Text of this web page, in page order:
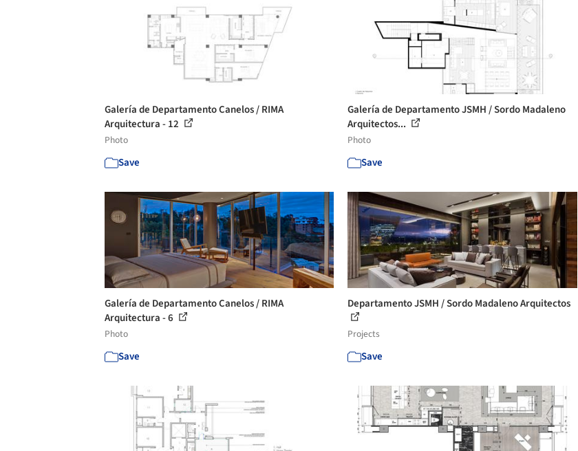
Galería de Departamento Canelos / RIMA
Arquitectura - 12
Photo
Save
Galería de Departamento JSMH / Sordo Madaleno
Arquitectos...
Photo
Save
Galería de Departamento Canelos / RIMA
Arquitectura - 6
Photo
Save
Departamento JSMH / Sordo Madaleno Arquitectos
Projects
Save